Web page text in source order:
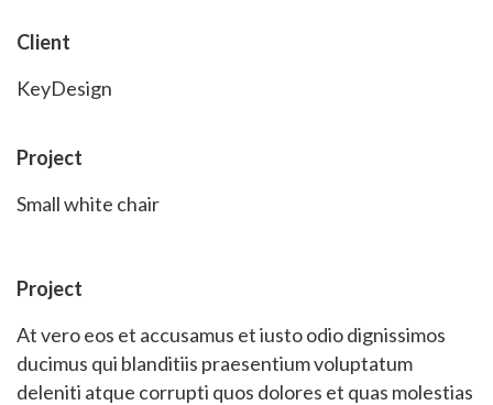
Client
KeyDesign
Project
Small white chair
Project
At vero eos et accusamus et iusto odio dignissimos
ducimus qui blanditiis praesentium voluptatum
deleniti atque corrupti quos dolores et quas molestias